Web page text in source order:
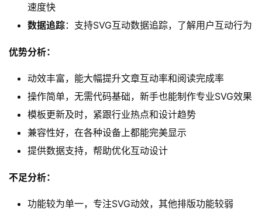
速度快
数据追踪：支持SVG互动数据追踪，了解用户互动行为
优势分析：
动效丰富，能大幅提升文章互动率和阅读完成率
操作简单，无需代码基础，新手也能制作专业SVG效果
模板更新及时，紧跟行业热点和设计趋势
兼容性好，在各种设备上都能完美显示
提供数据支持，帮助优化互动设计
不足分析：
功能较为单一，专注SVG动效，其他排版功能较弱